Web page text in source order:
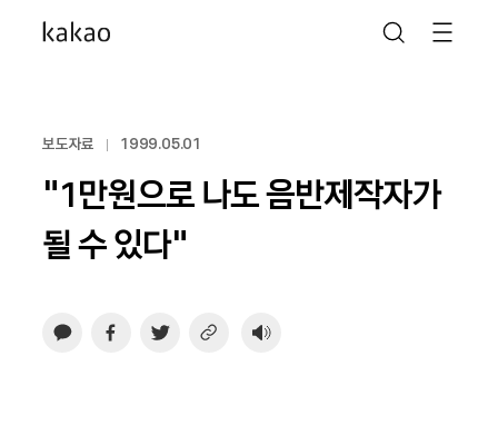
보도자료 1999.05.01
“1만원으로 나도 음반제작자가
될 수 있다”